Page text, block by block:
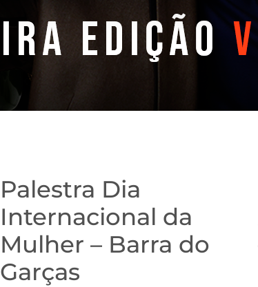
Palestra Dia
Internacional da
Mulher – Barra do
Garças